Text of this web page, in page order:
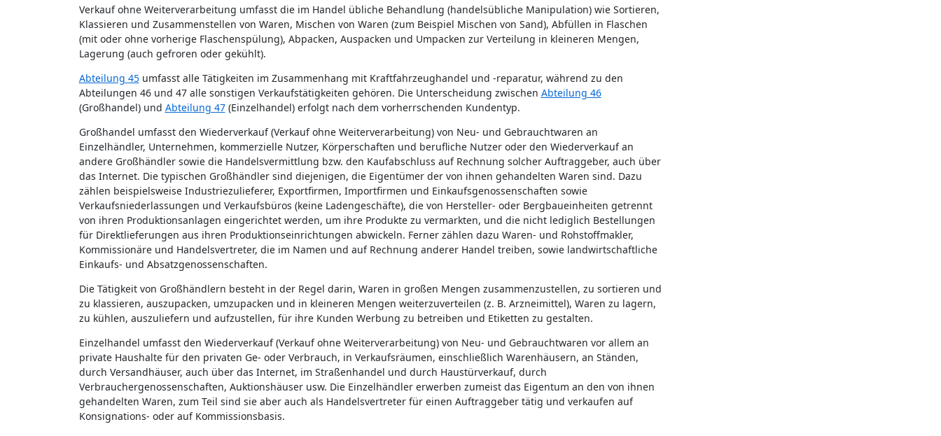
Verkauf ohne Weiterverarbeitung umfasst die im Handel übliche Behandlung (handelsübliche Manipulation) wie Sortieren,
Klassieren und Zusammenstellen von Waren, Mischen von Waren (zum Beispiel Mischen von Sand), Abfüllen in Flaschen
(mit oder ohne vorherige Flaschenspülung), Abpacken, Auspacken und Umpacken zur Verteilung in kleineren Mengen,
Lagerung (auch gefroren oder gekühlt).
Abteilung 45umfasst alle Tätigkeiten im Zusammenhang mit Kraftfahrzeughandel und -reparatur, während zu den
Abteilungen 46 und 47 alle sonstigen Verkaufstätigkeiten gehören. Die Unterscheidung zwischen Abteilung 46
(Großhandel) und Abteilung 47(Einzelhandel) erfolgt nach dem vorherrschenden Kundentyp.
Großhandel umfasst den Wiederverkauf (Verkauf ohne Weiterverarbeitung) von Neu- und Gebrauchtwaren an
Einzelhändler, Unternehmen, kommerzielle Nutzer, Körperschaften und berufliche Nutzer oder den Wiederverkauf an
andere Großhändler sowie die Handelsvermittlung bzw. den Kaufabschluss auf Rechnung solcher Auftraggeber, auch über
das Internet. Die typischen Großhändler sind diejenigen, die Eigentümer der von ihnen gehandelten Waren sind. Dazu
zählen beispielsweise Industriezulieferer, Exportfirmen, Importfirmen und Einkaufsgenossenschaften sowie
Verkaufsniederlassungen und Verkaufsbüros (keine Ladengeschäfte), die von Hersteller- oder Bergbaueinheiten getrennt
von ihren Produktionsanlagen eingerichtet werden, um ihre Produkte zu vermarkten, und die nicht lediglich Bestellungen
für Direktlieferungen aus ihren Produktionseinrichtungen abwickeln. Ferner zählen dazu Waren- und Rohstoffmakler,
Kommissionäre und Handelsvertreter, die im Namen und auf Rechnung anderer Handel treiben, sowie landwirtschaftliche
Einkaufs- und Absatzgenossenschaften.
Die Tätigkeit von Großhändlern besteht in der Regel darin, Waren in großen Mengen zusammenzustellen, zu sortieren und
zu klassieren, auszupacken, umzupacken und in kleineren Mengen weiterzuverteilen (z. B. Arzneimittel), Waren zu lagern,
zu kühlen, auszuliefern und aufzustellen, für ihre Kunden Werbung zu betreiben und Etiketten zu gestalten.
Einzelhandel umfasst den Wiederverkauf (Verkauf ohne Weiterverarbeitung) von Neu- und Gebrauchtwaren vor allem an
private Haushalte für den privaten Ge- oder Verbrauch, in Verkaufsräumen, einschließlich Warenhäusern, an Ständen,
durch Versandhäuser, auch über das Internet, im Straßenhandel und durch Haustürverkauf, durch
Verbrauchergenossenschaften, Auktionshäuser usw. Die Einzelhändler erwerben zumeist das Eigentum an den von ihnen
gehandelten Waren, zum Teil sind sie aber auch als Handelsvertreter für einen Auftraggeber tätig und verkaufen auf
Konsignations- oder auf Kommissionsbasis.